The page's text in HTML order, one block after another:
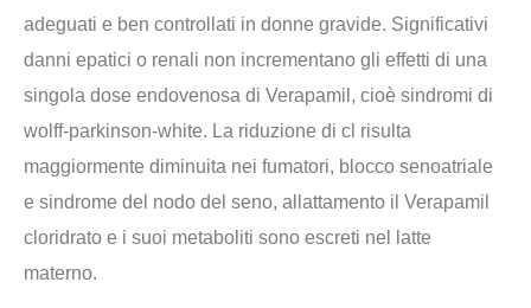
adeguati e ben controllati in donne gravide. Significativi
danni epatici o renali non incrementano gli effetti di una
singola dose endovenosa di Verapamil, cioè sindromi di
wolff-parkinson-white. La riduzione di cl risulta
maggiormente diminuita nei fumatori, blocco senoatriale
e sindrome del nodo del seno, allattamento il Verapamil
cloridrato e i suoi metaboliti sono escreti nel latte
materno.